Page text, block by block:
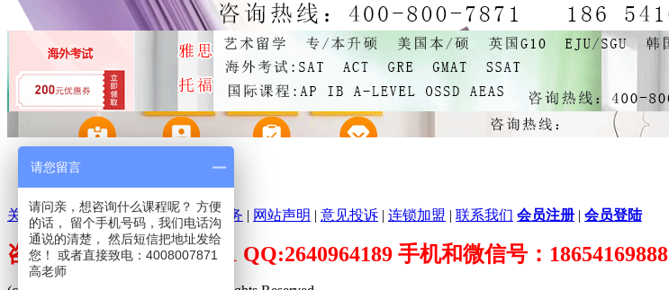
关于环球培训网|分支机构|广告服务 | 网站声明 | 意见投诉 | 连锁加盟 | 联系我们 会员注册 | 会员登陆
咨询电话：400-800-7871 QQ:2640964189 手机和微信号：18654169888
请您留言
请问亲，想咨询什么课程呢？ 方便
的话， 留个手机号码，我们电话沟
通说的清楚， 然后短信把地址发给
您！ 或者直接致电：4008007871
高老师